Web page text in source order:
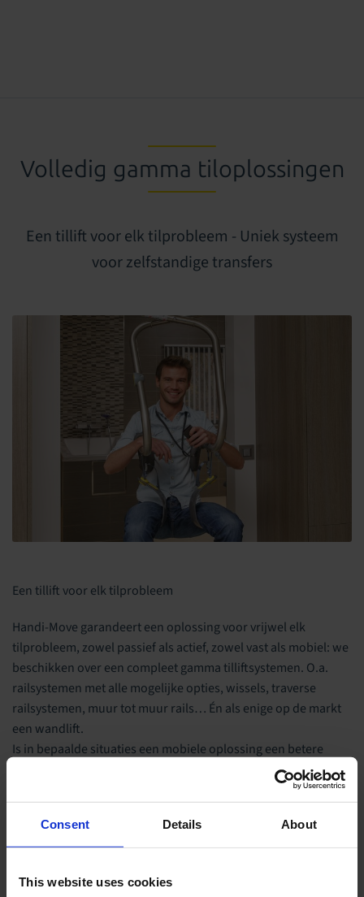
Consent Details About
This website uses cookies
Volledig gamma tiloplossingen
Een tillift voor elk tilprobleem - Uniek systeem
voor zelfstandige transfers
Een tillift voor elk tilprobleem
Handi-Move garandeert een oplossing voor vrijwel elk
tilprobleem, zowel passief als actief, zowel vast als mobiel: we
beschikken over een compleet gamma tilliftsystemen. O.a.
railsystemen met alle mogelijke opties, wissels, traverse
railsystemen, muur tot muur rails… Én als enige op de markt
een wandlift.
Is in bepaalde situaties een mobiele oplossing een betere
keuze? Onze passieve tilliften of de actieve tilliften kunnen uw
afwisselend, worden gebruikt in combinatie met onze
gepatenteerde Handi-Move tilbeugel én met de Handi-Move